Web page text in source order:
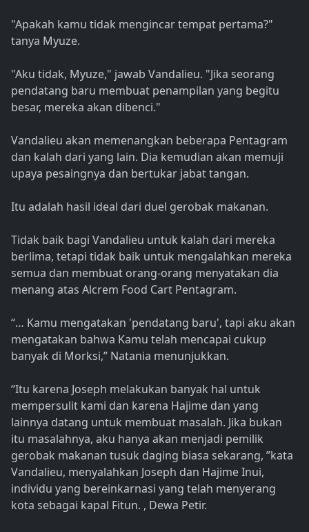
"Apakah kamu tidak mengincar tempat pertama?"
tanya Myuze.
"Aku tidak, Myuze," jawab Vandalieu. "Jika seorang
pendatang baru membuat penampilan yang begitu
besar, mereka akan dibenci."
Vandalieu akan memenangkan beberapa Pentagram
dan kalah dari yang lain. Dia kemudian akan memuji
upaya pesaingnya dan bertukar jabat tangan.
Itu adalah hasil ideal dari duel gerobak makanan.
Tidak baik bagi Vandalieu untuk kalah dari mereka
berlima, tetapi tidak baik untuk mengalahkan mereka
semua dan membuat orang-orang menyatakan dia
menang atas Alcrem Food Cart Pentagram.
“… Kamu mengatakan 'pendatang baru', tapi aku akan
mengatakan bahwa Kamu telah mencapai cukup
banyak di Morksi,” Natania menunjukkan.
“Itu karena Joseph melakukan banyak hal untuk
mempersulit kami dan karena Hajime dan yang
lainnya datang untuk membuat masalah. Jika bukan
itu masalahnya, aku hanya akan menjadi pemilik
gerobak makanan tusuk daging biasa sekarang, ”kata
Vandalieu, menyalahkan Joseph dan Hajime Inui,
individu yang bereinkarnasi yang telah menyerang
kota sebagai kapal Fitun. , Dewa Petir.